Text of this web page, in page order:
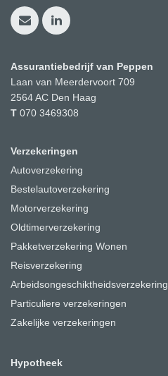
Assurantiebedrijf van Peppen
Laan van Meerdervoort 709
2564 AC Den Haag
T 070 3469308
Verzekeringen
Autoverzekering
Bestelautoverzekering
Motorverzekering
Oldtimerverzekering
Pakketverzekering Wonen
Reisverzekering
Arbeidsongeschiktheidsverzekering
Particuliere verzekeringen
Zakelijke verzekeringen
Hypotheek